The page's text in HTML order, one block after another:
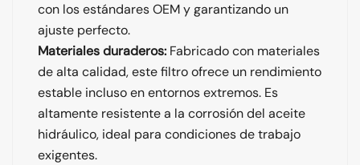
con los estándares OEM y garantizando un
ajuste perfecto.
Materiales duraderos: Fabricado con materiales
de alta calidad, este filtro ofrece un rendimiento
estable incluso en entornos extremos. Es
altamente resistente a la corrosión del aceite
hidráulico, ideal para condiciones de trabajo
exigentes.